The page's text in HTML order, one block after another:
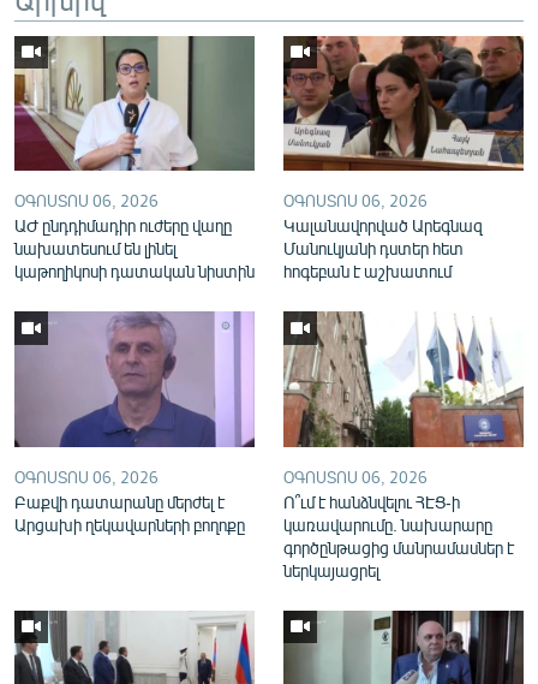
English
Русский
ՀԵՏԵՎԵՔ ՄԵԶ
ՕԳՈՍՏՈՍ 06, 2026
ԱԺ ընդդիմադիր ուժերը վաղը
նախատեսում են լինել
կաթողիկոսի դատական նիստին
ՕԳՈՍՏՈՍ 06, 2026
Կալանավորված Արեգնազ
Մանուկյանի դստեր հետ
հոգեբան է աշխատում
ՕԳՈՍՏՈՍ 06, 2026
Բաքվի դատարանը մերժել է
Արցախի ղեկավարների բողոքը
ՕԳՈՍՏՈՍ 06, 2026
Ո՞ւմ է հանձնվելու ՀԷՑ-ի
կառավարումը. նախարարը
գործընթացից մանրամասներ է
ներկայացրել